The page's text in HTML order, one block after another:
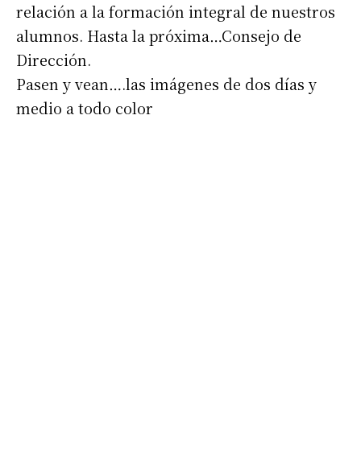
relación a la formación integral de nuestros
alumnos. Hasta la próxima…Consejo de
Dirección.
Pasen y vean….las imágenes de dos días y
medio a todo color